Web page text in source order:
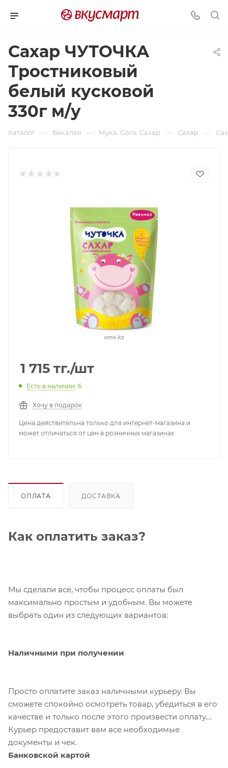
Сахар ЧУТОЧКА
Тростниковый
белый кусковой
330г м/у
Каталог — Бакалея — Мука. Соль. Сахар — Сахар —
1 715 тг./шт
Есть в наличии: 6
Хочу в подарок
Цена действительна только для интернет-магазина и
может отличаться от цен в розничных магазинах
ОПЛАТА ДОСТАВКА
Как оплатить заказ?
Мы сделали всё, чтобы процесс оплаты был
максимально простым и удобным. Вы можете
выбрать один из следующих вариантов:
Наличными при получении
Просто оплатите заказ наличными курьеру. Вы
сможете спокойно осмотреть товар, убедиться в его
качестве и только после этого произвести оплату.
Курьер предоставит вам все необходимые
документы и чек.
Банковской картой